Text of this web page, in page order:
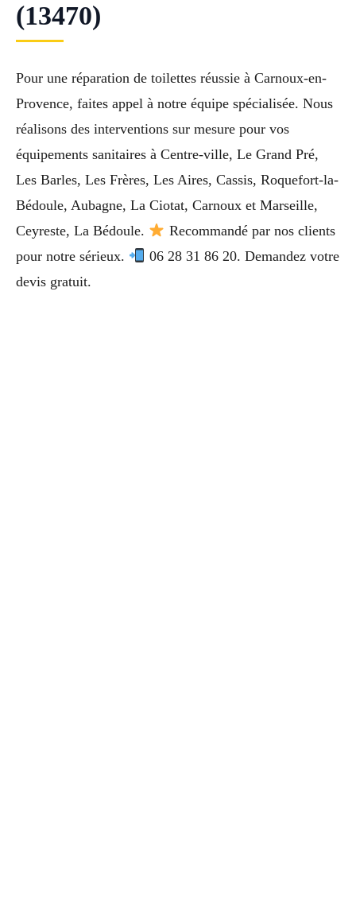
(13470)
Pour une réparation de toilettes réussie à Carnoux-en-
Provence, faites appel à notre équipe spécialisée. Nous
réalisons des interventions sur mesure pour vos
équipements sanitaires à Centre-ville, Le Grand Pré,
Les Barles, Les Frères, Les Aires, Cassis, Roquefort-la-
Bédoule, Aubagne, La Ciotat, Carnoux et Marseille,
Ceyreste, La Bédoule.
Recommandé par nos clients
pour notre sérieux.
06 28 31 86 20. Demandez votre
devis gratuit.